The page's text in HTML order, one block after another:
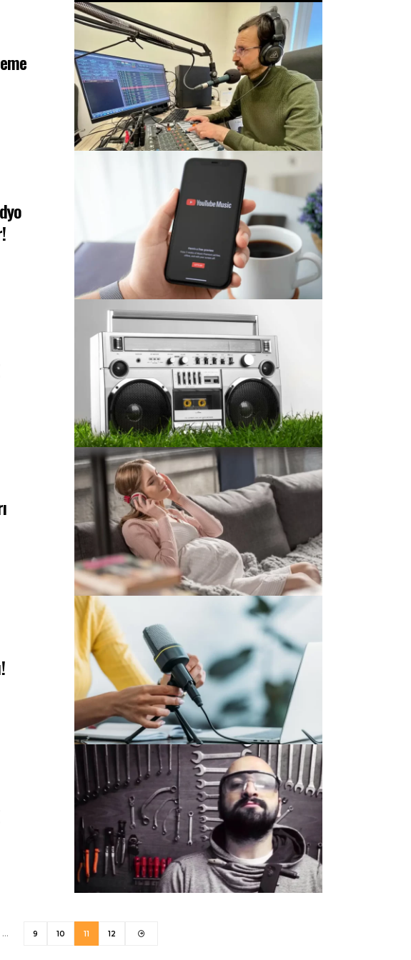
… 9 10 11 12